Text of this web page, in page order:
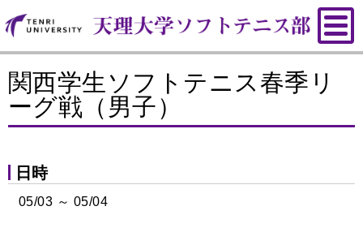
関西学生ソフトテニス春季リ
ーグ戦（男子）
日時
05/03 ～ 05/04